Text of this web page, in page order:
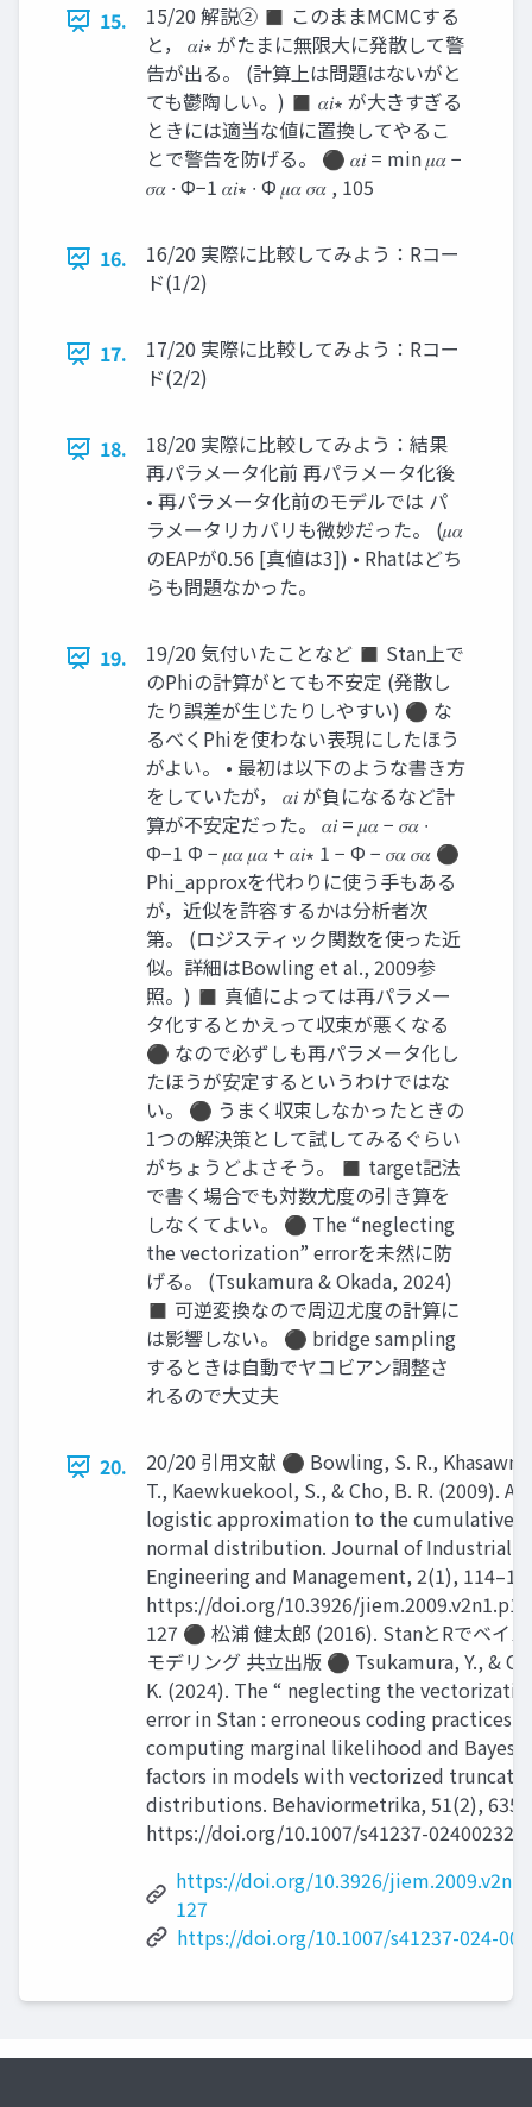
15.
15/20 解説② ◼ このままMCMCする
と， 𝛼𝑖∗ がたまに無限大に発散して警
告が出る。 (計算上は問題はないがと
ても鬱陶しい。) ◼ 𝛼𝑖∗ が大きすぎる
ときには適当な値に置換してやるこ
とで警告を防げる。 ⚫ 𝛼𝑖 = min 𝜇𝛼 −
𝜎𝛼 ∙ Φ−1 𝛼𝑖∗ ∙ Φ 𝜇𝛼 𝜎𝛼 , 105
16.
16/20 実際に比較してみよう：Rコー
ド(1/2)
17.
17/20 実際に比較してみよう：Rコー
ド(2/2)
18.
18/20 実際に比較してみよう：結果
再パラメータ化前 再パラメータ化後
• 再パラメータ化前のモデルでは パ
ラメータリカバリも微妙だった。 (𝜇𝛼
のEAPが0.56 [真値は3]) • Rhatはどち
らも問題なかった。
19.
19/20 気付いたことなど ◼ Stan上で
のPhiの計算がとても不安定 (発散し
たり誤差が生じたりしやすい) ⚫ な
るべくPhiを使わない表現にしたほう
がよい。 • 最初は以下のような書き方
をしていたが， 𝛼𝑖 が負になるなど計
算が不安定だった。 𝛼𝑖 = 𝜇𝛼 − 𝜎𝛼 ∙
Φ−1 Φ − 𝜇𝛼 𝜇𝛼 + 𝛼𝑖∗ 1 − Φ − 𝜎𝛼 𝜎𝛼 ⚫
Phi_approxを代わりに使う手もある
が，近似を許容するかは分析者次
第。 (ロジスティック関数を使った近
似。詳細はBowling et al., 2009参
照。) ◼ 真値によっては再パラメー
タ化するとかえって収束が悪くなる
⚫ なので必ずしも再パラメータ化し
たほうが安定するというわけではな
い。 ⚫ うまく収束しなかったときの
1つの解決策として試してみるぐらい
がちょうどよさそう。 ◼ target記法
で書く場合でも対数尤度の引き算を
しなくてよい。 ⚫ The “neglecting
the vectorization” errorを未然に防
げる。 (Tsukamura & Okada, 2024)
◼ 可逆変換なので周辺尤度の計算に
は影響しない。 ⚫ bridge sampling
するときは自動でヤコビアン調整さ
れるので大丈夫
20.
20/20 引用文献 ⚫ Bowling, S. R.,
T., Kaewkuekool, S., & Cho, B. R. (2009). A
logistic approximation to the cumulative
normal distribution. Journal of Industrial
Engineering and Management, 2(1),
https://doi.org/10.3926/
127 ⚫ 松浦 健太郎 (2016). StanとRでベイ
モデリング 共立出版 ⚫ Tsukamura, Y., &
K. (2024). The “ neglecting the
error in Stan : erroneous coding practices
computing marginal likelihood and Bayes
factors in models with vectorized
distributions. Behaviormetrika, 51(2),
https://doi.org/10.1007/s41237-02400232-7
https://doi.org/10.3926/
127
https://doi.org/10.1007/s41237-024-